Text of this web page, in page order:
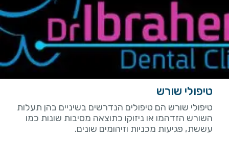
טיפולי שורש
טיפולי שורש הם טיפולים הנדרשים בשיניים בהן תעלות
השורש הזדהמו או ניזוקו כתוצאה מסיבות שונות כמו
עששת, פגיעות מכניות וזיהומים שונים.